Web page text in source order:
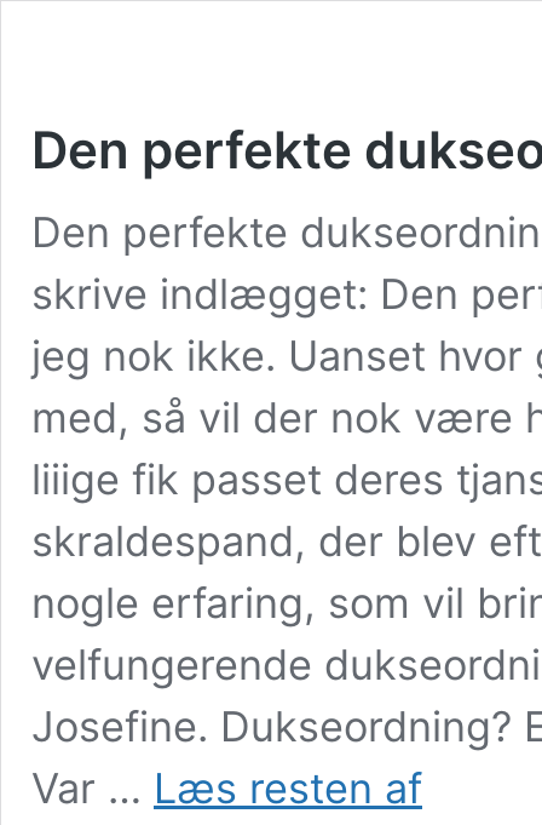
Den perfekte
Den perfekte
skrive indlægget: Den
jeg nok ikke. Uanset
med, så vil der nok være
liiige fik passet deres
skraldespand, der blev
nogle erfaring, som vil
velfungerende
Josefine. Dukseordning?
Var … Læs resten afDen